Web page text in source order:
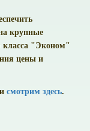
крупные
класса "Эконом"
цены и
смотрим здесь.